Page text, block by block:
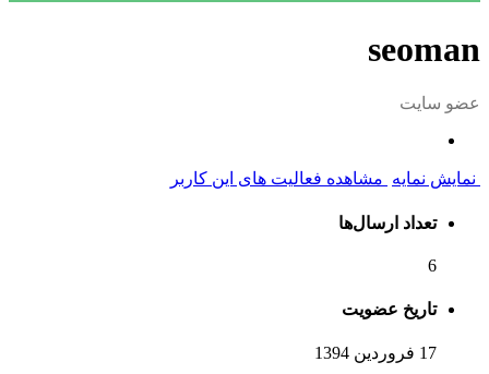
seoman
عضو سایت
نمایش نمایه مشاهده فعالیت های این کاربر
تعداد ارسال‌ها
6
تاریخ عضویت
17 فروردین 1394